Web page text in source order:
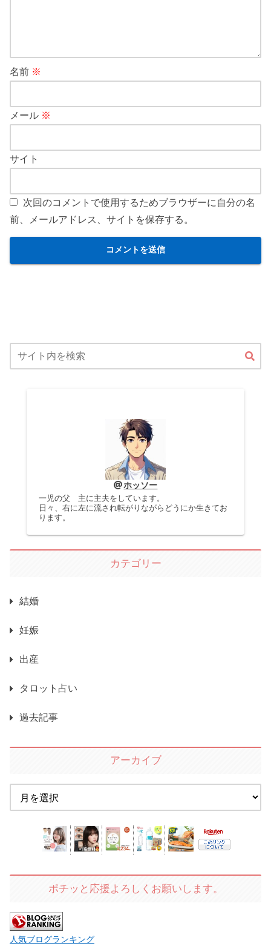
名前 ※
メール ※
サイト
次回のコメントで使用するためブラウザーに自分の名
前、メールアドレス、サイトを保存する。
ホッソー
一児の父 主に主夫をしています。
日々、右に左に流され転がりながらどうにか生きてお
ります。
カテゴリー
結婚
妊娠
出産
タロット占い
過去記事
アーカイブ
ポチッと応援よろしくお願いします。
人気ブログランキング